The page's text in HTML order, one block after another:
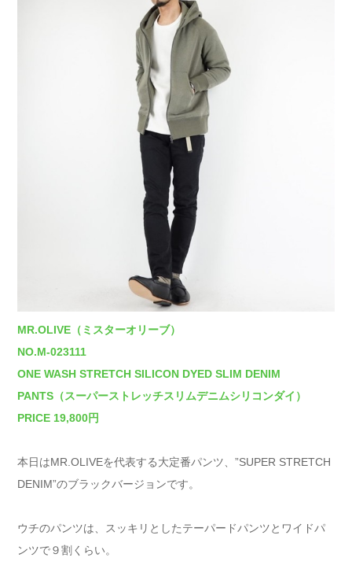
MR.OLIVE（ミスターオリーブ）
NO.M-023111
ONE WASH STRETCH SILICON DYED SLIM DENIM
PANTS（スーパーストレッチスリムデニムシリコンダイ）
PRICE 19,800円
本日はMR.OLIVEを代表する大定番パンツ、”SUPER STRETCH
DENIM”のブラックバージョンです。
ウチのパンツは、スッキリとしたテーパードパンツとワイドパ
ンツで９割くらい。